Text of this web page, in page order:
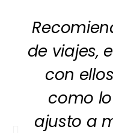
de viajes,
con
como
ajusto a